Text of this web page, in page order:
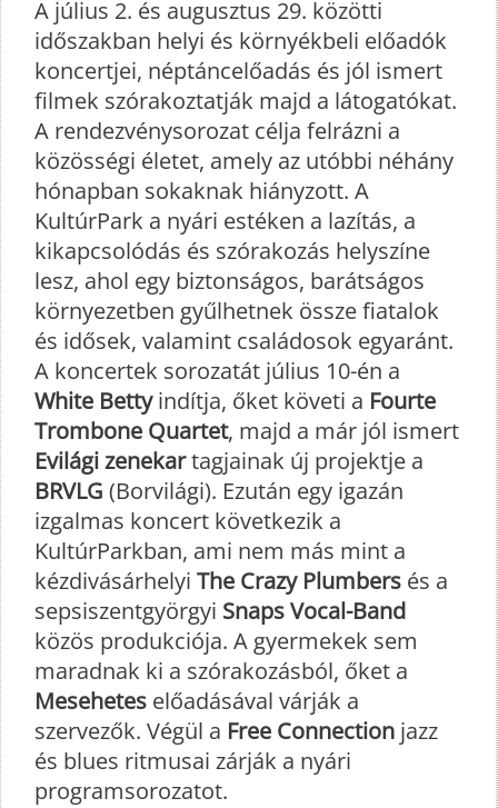
A július 2. és augusztus 29. közötti
időszakban helyi és környékbeli előadók
koncertjei, néptáncelőadás és jól ismert
filmek szórakoztatják majd a látogatókat.
A rendezvénysorozat célja felrázni a
közösségi életet, amely az utóbbi néhány
hónapban sokaknak hiányzott. A
KultúrPark a nyári estéken a lazítás, a
kikapcsolódás és szórakozás helyszíne
lesz, ahol egy biztonságos, barátságos
környezetben gyűlhetnek össze fiatalok
és idősek, valamint családosok egyaránt.
A koncertek sorozatát július 10-én a
White Bettyindítja, őket követi a Fourte
Trombone Quartet, majd a már jól ismert
Evilági zenekartagjainak új projektje a
BRVLG (Borvilági). Ezután egy igazán
izgalmas koncert következik a
KultúrParkban, ami nem más mint a
kézdivásárhelyi The Crazy Plumbers és a
sepsiszentgyörgyi Snaps Vocal-Band
közös produkciója. A gyermekek sem
maradnak ki a szórakozásból, őket a
Mesehetes előadásával várják a
szervezők. Végül a Free Connection jazz
és blues ritmusai zárják a nyári
programsorozatot.